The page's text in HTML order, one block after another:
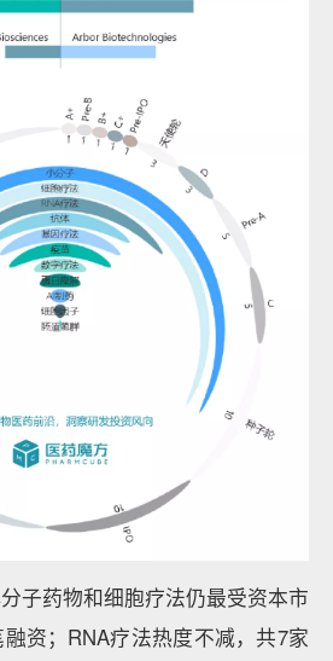
子药物和细胞疗法仍最受资本市
资；RNA疗法热度不减，共7家